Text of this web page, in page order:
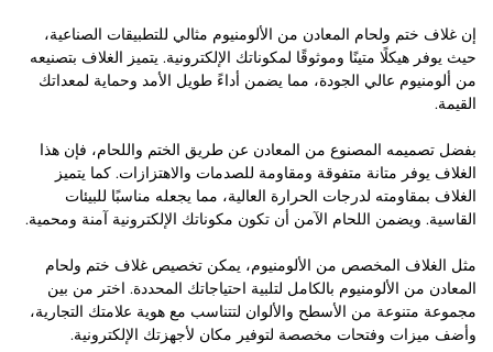
إن غلاف ختم ولحام المعادن من الألومنيوم مثالي للتطبيقات الصناعية،
حيث يوفر هيكلًا متينًا وموثوقًا لمكوناتك الإلكترونية. يتميز الغلاف بتصنيعه
من ألومنيوم عالي الجودة، مما يضمن أداءً طويل الأمد وحماية لمعداتك
القيمة.
بفضل تصميمه المصنوع من المعادن عن طريق الختم واللحام، فإن هذا
الغلاف يوفر متانة متفوقة ومقاومة للصدمات والاهتزازات. كما يتميز
الغلاف بمقاومته لدرجات الحرارة العالية، مما يجعله مناسبًا للبيئات
القاسية. ويضمن اللحام الآمن أن تكون مكوناتك الإلكترونية آمنة ومحمية.
مثل الغلاف المخصص من الألومنيوم، يمكن تخصيص غلاف ختم ولحام
المعادن من الألومنيوم بالكامل لتلبية احتياجاتك المحددة. اختر من بين
مجموعة متنوعة من الأسطح والألوان لتتناسب مع هوية علامتك التجارية،
وأضف ميزات وفتحات مخصصة لتوفير مكان لأجهزتك الإلكترونية.